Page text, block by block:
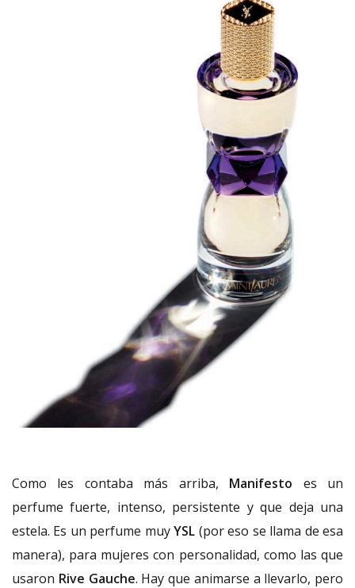
Como les contaba más arriba, Manifesto es un
perfume fuerte, intenso, persistente y que deja una
estela. Es un perfume muyYSL (por eso se llama de esa
manera), para mujeres con personalidad, como las que
usaron Rive Gauche. Hay que animarse a llevarlo, pero